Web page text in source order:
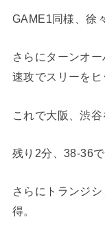
GAME1同様、徐
さらにターンオ
速攻でスリーをヒ
これで大阪、渋
残り2分、38-36で
さらにトランジ
得。